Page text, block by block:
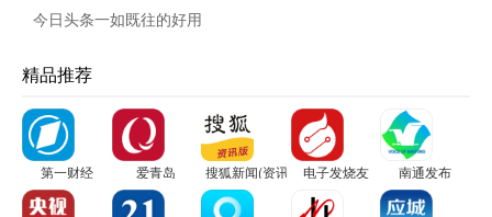
今日头条一如既往的好用
精品推荐
第一财经 爱青岛 搜狐新闻(资讯版)电子发烧友 南通发布